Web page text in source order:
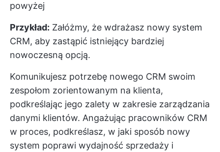
powyżej
Przykład: Załóżmy, że wdrażasz nowy system
CRM, aby zastąpić istniejący bardziej
nowoczesną opcją.
Komunikujesz potrzebę nowego CRM swoim
zespołom zorientowanym na klienta,
podkreślając jego zalety w zakresie zarządzania
danymi klientów. Angażując pracowników CRM
w proces, podkreślasz, w jaki sposób nowy
system poprawi wydajność sprzedaży i